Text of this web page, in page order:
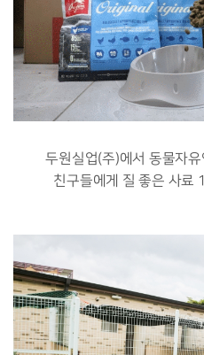
두원실업(주)에서 동물자
친구들에게 질 좋은 사료